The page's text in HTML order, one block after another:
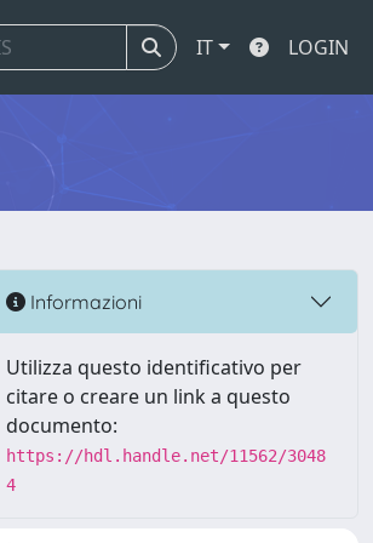
IT LOGIN
Informazioni
Utilizza questo identificativo per
citare o creare un link a questo
documento:
https://hdl.handle.net/11562/3048
4